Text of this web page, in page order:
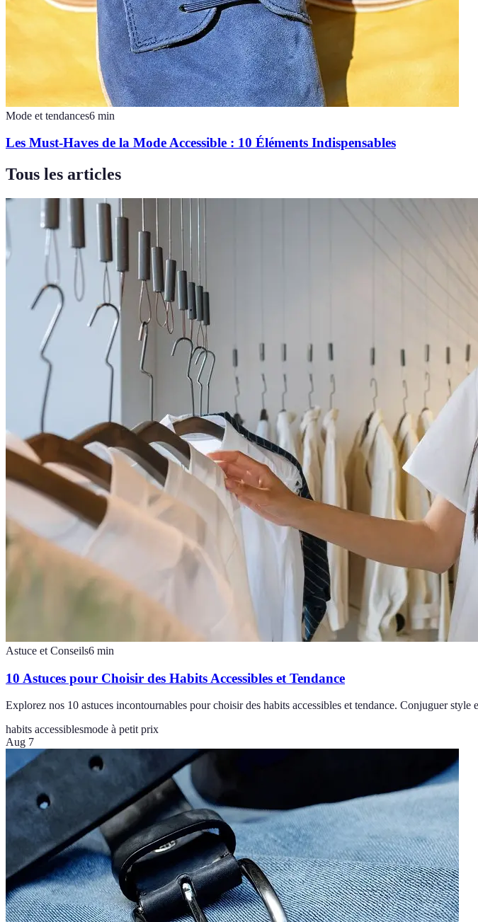
Mode et tendances6 min
Les Must-Haves de la Mode Accessible : 10 Éléments Indispensables
Tous les articles
Astuce et Conseils6 min
10 Astuces pour Choisir des Habits Accessibles et Tendance
Explorez nos 10 astuces incontournables pour choisir des habits accessibles et tendance. Conjuguer style
habits accessiblesmode à petit prix
Aug 7